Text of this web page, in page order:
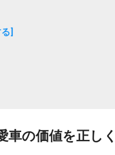
]
の価値を正し